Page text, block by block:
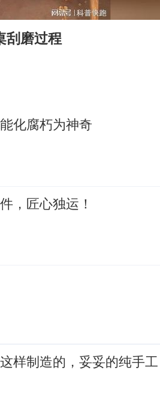
吐槽内裤质量差
到底有多火
增长态势
刮磨过程
化腐朽为神奇
，匠心独运！
样制造的，妥妥的纯手工